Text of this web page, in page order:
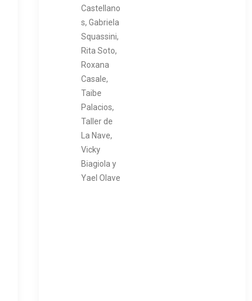
Castellano
s, Gabriela
Squassini,
Rita Soto,
Roxana
Casale,
Taibe
Palacios,
Taller de
La Nave,
Vicky
Biagiola y
Yael Olave